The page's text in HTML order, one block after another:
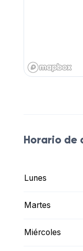
Horario de
Lunes
Martes
Miércoles